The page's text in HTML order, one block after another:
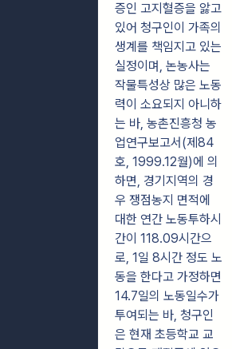
증인 고지혈증을 앓고
있어 청구인이 가족의
생계를 책임지고 있는
실정이며, 논농사는
작물특성상 많은 노동
력이 소요되지 아니하
는 바, 농촌진흥청 농
업연구보고서(제84
호, 1999.12월)에 의
하면, 경기지역의 경
우 쟁점농지 면적에
대한 연간 노동투하시
간이 118.09시간으
로, 1일 8시간 정도 노
동을 한다고 가정하면
14.7일의 노동일수가
투여되는 바, 청구인
은 현재 초등학교 교